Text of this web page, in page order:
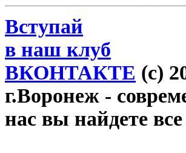
Вступай
в наш клуб
ВКОНТАКТЕ (c)
г.Воронеж -
нас вы найдете